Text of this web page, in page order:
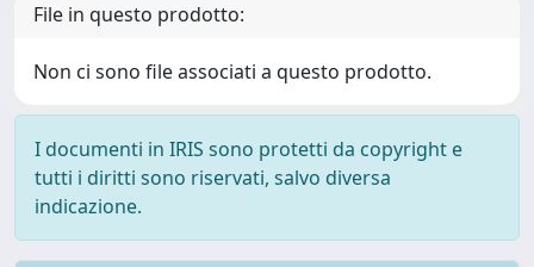
File in questo prodotto:
Non ci sono file associati a questo prodotto.
I documenti in IRIS sono protetti da copyright e
tutti i diritti sono riservati, salvo diversa
indicazione.